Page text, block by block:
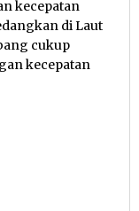
kecepatan
di Laut
cukup
kecepatan